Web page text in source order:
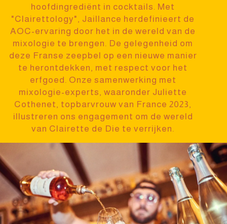
hoofdingrediënt in cocktails. Met
"Clairettology", Jaillance herdefinieert de
AOC-ervaring door het in de wereld van de
mixologie te brengen. De gelegenheid om
deze Franse zeepbel op een nieuwe manier
te herontdekken, met respect voor het
erfgoed. Onze samenwerking met
mixologie-experts, waaronder Juliette
Cothenet, topbarvrouwvan France 2023,
illustreren ons engagement om de wereld
van Clairette de Die te verrijken.